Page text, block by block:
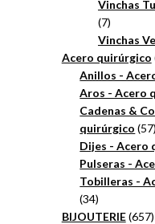
Vinchas
77
Vinchas
Acero quirúrgico
Anillos -
Aros - Acero
Cadenas &
quirúrgico 57
Dijes - Acero
Pulseras -
Tobilleras -
3434
productos
BIJOUTERIE 657